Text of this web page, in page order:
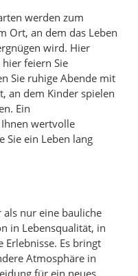
werden zum
Ort, an dem das Leben
wird. Hier
feiern Sie
Sie ruhige Abende mit
an dem Kinder spielen
Ein
wertvolle
Sie ein Leben lang
als nur eine bauliche
in Lebensqualität, in
Erlebnisse. Es bringt
Atmosphäre in